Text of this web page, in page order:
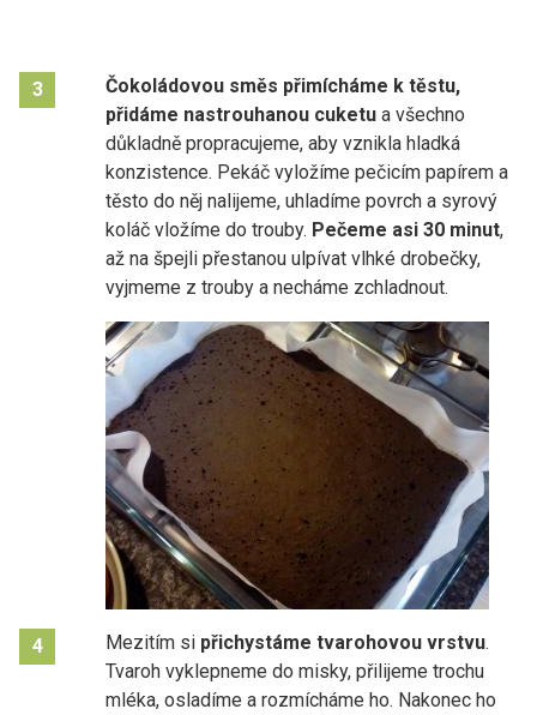
3
Čokoládovou směs přimícháme k těstu,
přidáme nastrouhanou cuketu a všechno
důkladně propracujeme, aby vznikla hladká
konzistence. Pekáč vyložíme pečicím papírem a
těsto do něj nalijeme, uhladíme povrch a syrový
koláč vložíme do trouby. Pečeme asi 30 minut,
až na špejli přestanou ulpívat vlhké drobečky,
vyjmeme z trouby a necháme zchladnout.
4 Mezitím si přichystáme tvarohovou vrstvu.
Tvaroh vyklepneme do misky, přilijeme trochu
mléka, osladíme a rozmícháme ho. Nakonec ho